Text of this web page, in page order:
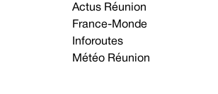
Actus Réunion
France-Monde
Inforoutes
Météo Réunion